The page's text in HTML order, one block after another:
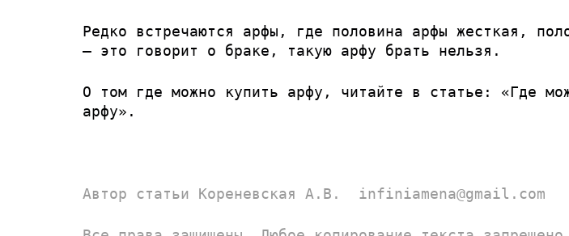
Редко встречаются арфы, где половина арфы жесткая,
— это говорит о браке, такую арфу брать нельзя.
О том где можно купить арфу, читайте в статье: «Где
арфу» .
Автор статьи Кореневская А.В. infiniamena@gmail.com